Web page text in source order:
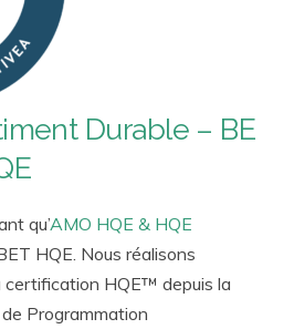
Durable – BE
qu’AMO HQE & HQE
HQE. Nous réalisons
certification HQE™ depuis la
Programmation